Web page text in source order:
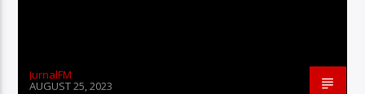
JurnalFM
AUGUST 25, 2023